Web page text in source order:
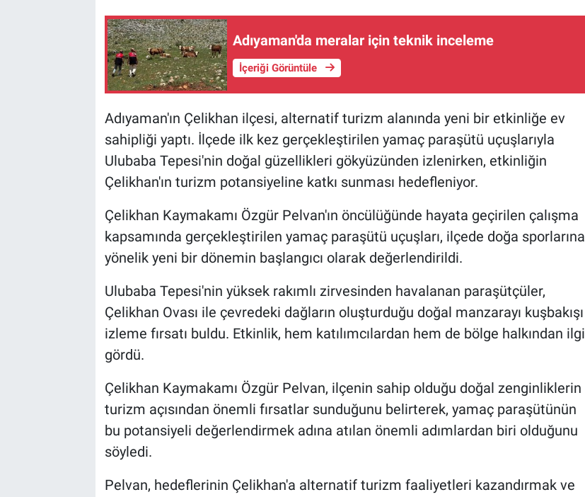
Adıyaman'da meralar için teknik inceleme
İçeriği Görüntüle
Adıyaman'ın Çelikhan ilçesi, alternatif turizm alanında yeni bir etkinliğe ev
sahipliği yaptı. İlçede ilk kez gerçekleştirilen yamaç paraşütü uçuşlarıyla
Ulubaba Tepesi'nin doğal güzellikleri gökyüzünden izlenirken, etkinliğin
Çelikhan'ın turizm potansiyeline katkı sunması hedefleniyor.
Çelikhan Kaymakamı Özgür Pelvan'ın öncülüğünde hayata geçirilen çalışma
kapsamında gerçekleştirilen yamaç paraşütü uçuşları, ilçede doğa sporlarına
yönelik yeni bir dönemin başlangıcı olarak değerlendirildi.
Ulubaba Tepesi'nin yüksek rakımlı zirvesinden havalanan paraşütçüler,
Çelikhan Ovası ile çevredeki dağların oluşturduğu doğal manzarayı kuşbakışı
izleme fırsatı buldu. Etkinlik, hem katılımcılardan hem de bölge halkından ilgi
gördü.
Çelikhan Kaymakamı Özgür Pelvan, ilçenin sahip olduğu doğal zenginliklerin
turizm açısından önemli fırsatlar sunduğunu belirterek, yamaç paraşütünün
bu potansiyeli değerlendirmek adına atılan önemli adımlardan biri olduğunu
söyledi.
Pelvan, hedeflerinin Çelikhan'a alternatif turizm faaliyetleri kazandırmak ve